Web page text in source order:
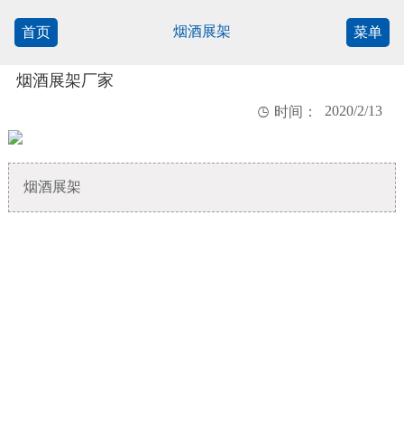
首页 烟酒展架 菜单
烟酒展架厂家
 时间： 2020/2/13
烟酒展架